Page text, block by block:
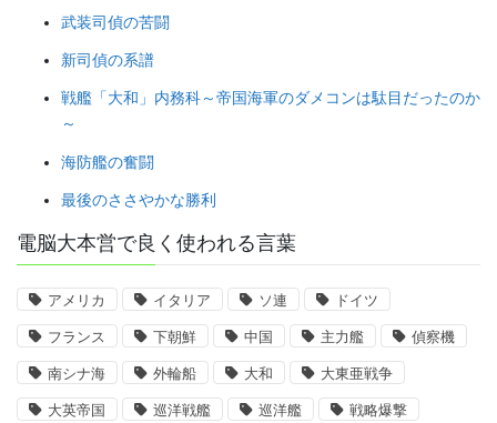
武装司偵の苦闘
新司偵の系譜
戦艦「大和」内務科～帝国海軍のダメコンは駄目だったのか
～
海防艦の奮闘
最後のささやかな勝利
電脳大本営で良く使われる言葉
アメリカ イタリア ソ連 ドイツ
フランス 下朝鮮 中国 主力艦 偵察機
南シナ海 外輪船 大和 大東亜戦争
大英帝国 巡洋戦艦 巡洋艦 戦略爆撃